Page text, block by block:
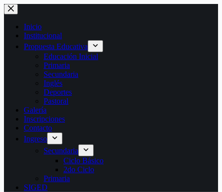
Saltar
al
contenido
Inicio
Institucional
Propuesta Educativa
Educación Inicial
Primaria
Secundaria
Inglés
Deportes
Pastoral
Galería
Inscripciones
Contacto
Ingreso
Secundaria
Ciclo Básico
2do Ciclo
Primaria
SIGED